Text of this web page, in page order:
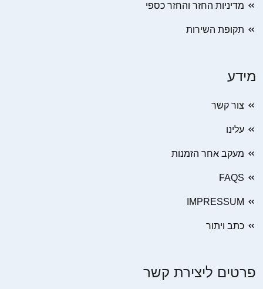
מדיניות החזר והחזר כספי
תקופת השירות
מידע
צור קשר
עלינו
מעקב אחר הזמנות
FAQS
IMPRESSUM
כתב ויתור
פרטים ליצירת קשר